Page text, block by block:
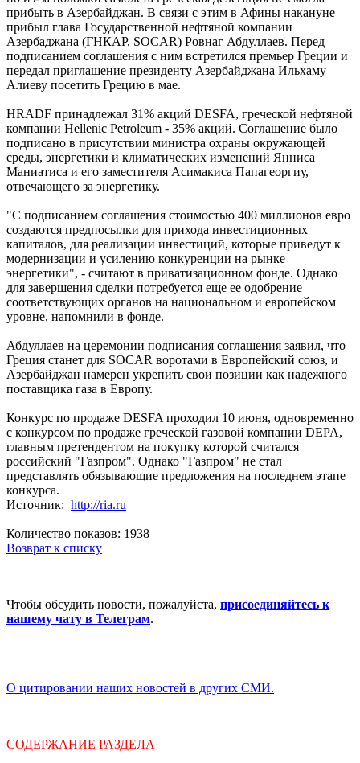
прибыть в Азербайджан. В связи с этим в Афины накануне
прибыл глава Государственной нефтяной компании
Азербаджана (ГНКАР, SOCAR) Ровнаг Абдуллаев. Перед
подписанием соглашения с ним встретился премьер Греции и
передал приглашение президенту Азербайджана Ильхаму
Алиеву посетить Грецию в мае.
HRADF принадлежал 31% акций DESFA, греческой нефтяной
компании Hellenic Petroleum - 35% акций. Соглашение было
подписано в присутствии министра охраны окружающей
среды, энергетики и климатических изменений Янниса
Маниатиса и его заместителя Асимакиса Папагеоргиу,
отвечающего за энергетику.
"С подписанием соглашения стоимостью 400 миллионов евро
создаются предпосылки для прихода инвестиционных
капиталов, для реализации инвестиций, которые приведут к
модернизации и усилению конкуренции на рынке
энергетики", - считают в приватизационном фонде. Однако
для завершения сделки потребуется еще ее одобрение
соответствующих органов на национальном и европейском
уровне, напомнили в фонде.
Абдуллаев на церемонии подписания соглашения заявил, что
Греция станет для SOCAR воротами в Европейский союз, и
Азербайджан намерен укрепить свои позиции как надежного
поставщика газа в Европу.
Конкурс по продаже DESFA проходил 10 июня, одновременно
с конкурсом по продаже греческой газовой компании DEPA,
главным претендентом на покупку которой считался
российский "Газпром". Однако "Газпром" не стал
представлять обязывающие предложения на последнем этапе
конкурса.
Источник: http://ria.ru
Количество показов: 1938
Возврат к списку
Чтобы обсудить новости, пожалуйста, присоединяйтесь к
нашему чату в Телеграм.
О цитировании наших новостей в других СМИ.
СОДЕРЖАНИЕ РАЗДЕЛА